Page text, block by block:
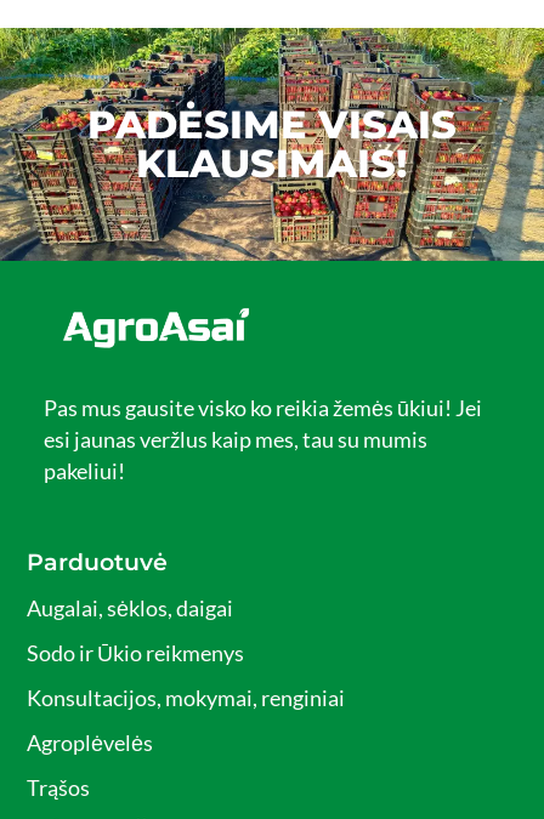
PADĖSIME VISAIS
KLAUSIMAIS!
Pas mus gausite visko ko reikia žemės ūkiui! Jei
esi jaunas veržlus kaip mes, tau su mumis
pakeliui!
Parduotuvė
Augalai, sėklos, daigai
Sodo ir Ūkio reikmenys
Konsultacijos, mokymai, renginiai
Agroplėvelės
Trąšos